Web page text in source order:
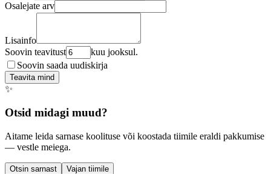
Osalejate arv
Lisainfo
Soovin teavitust
kuu jooksul.
Soovin saada uudiskirja
Teavita mind
✨
Otsid midagi muud?
Aitame leida sarnase koolituse või koostada tiimile eraldi pakkumise
— vestle meiega.
Otsin sarnast Vajan tiimile